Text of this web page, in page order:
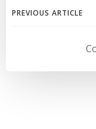
PREVIOUS ARTICLE